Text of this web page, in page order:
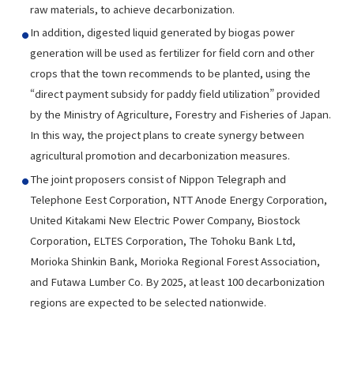
raw materials, to achieve decarbonization.
In addition, digested liquid generated by biogas power
generation will be used as fertilizer for field corn and other
crops that the town recommends to be planted, using the
“direct payment subsidy for paddy field utilization” provided
by the Ministry of Agriculture, Forestry and Fisheries of Japan.
In this way, the project plans to create synergy between
agricultural promotion and decarbonization measures.
The joint proposers consist of Nippon Telegraph and
Telephone Eest Corporation, NTT Anode Energy Corporation,
United Kitakami New Electric Power Company, Biostock
Corporation, ELTES Corporation, The Tohoku Bank Ltd,
Morioka Shinkin Bank, Morioka Regional Forest Association,
and Futawa Lumber Co. By 2025, at least 100 decarbonization
regions are expected to be selected nationwide.